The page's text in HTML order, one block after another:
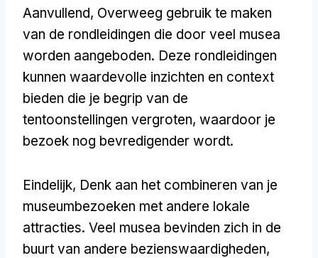
Aanvullend, Overweeg gebruik te maken
van de rondleidingen die door veel musea
worden aangeboden. Deze rondleidingen
kunnen waardevolle inzichten en context
bieden die je begrip van de
tentoonstellingen vergroten, waardoor je
bezoek nog bevredigender wordt.
Eindelijk, Denk aan het combineren van je
museumbezoeken met andere lokale
attracties. Veel musea bevinden zich in de
buurt van andere bezienswaardigheden,